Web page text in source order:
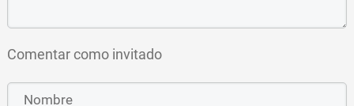
Comentar como invitado